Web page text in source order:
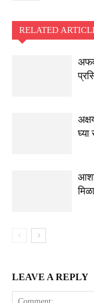
RELATED
घ्या
LEAVE A REPLY